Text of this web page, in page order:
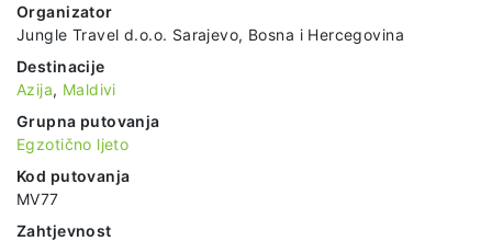
Organizator
Jungle Travel d.o.o. Sarajevo, Bosna i Hercegovina
Destinacije
Azija, Maldivi
Grupna putovanja
Egzotično ljeto
Kod putovanja
MV77
Zahtjevnost